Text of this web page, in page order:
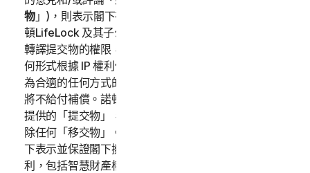
物」)，則表示閣下在適用法律允許的最大範圍內授予諾
頓LifeLock 及其子公司在全球範圍內使用、重製、複製和
轉譯提交物的權限，並且以任何形式和在任何媒體上以任
何形式根據 IP 權利保護提交物，均不受諾頓LifeLock 認
為合適的任何方式的限制。就使用閣下的「提交物」而言
將不給付補償。諾頓LifeLock 無義務張貼或使用任何閣下
提供的「提交物」，且諾頓LifeLock 可隨時依自行決定移
除任何「移交物」。透過向諾頓LifeLock 提供提交物，閣
下表示並保證閣下擁有或控制提交物內容所必需的所有權
利，包括智慧財產權。閣下同意：(i) 提交物的所有內容必